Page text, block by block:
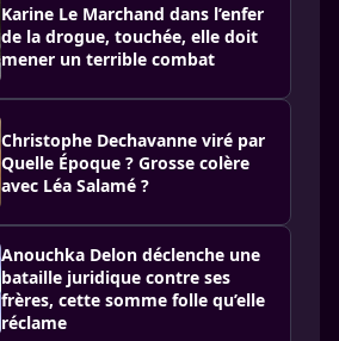
Karine Le Marchand dans l’enfer
de la drogue, touchée, elle doit
mener un terrible combat
Christophe Dechavanne viré par
Quelle Époque ? Grosse colère
avec Léa Salamé ?
Anouchka Delon déclenche une
bataille juridique contre ses
frères, cette somme folle qu’elle
réclame